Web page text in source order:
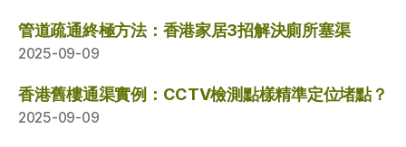
管道疏通終極方法：香港家居3招解決廁所塞渠
2025-09-09
香港舊樓通渠實例：CCTV檢測點樣精準定位堵點？
2025-09-09